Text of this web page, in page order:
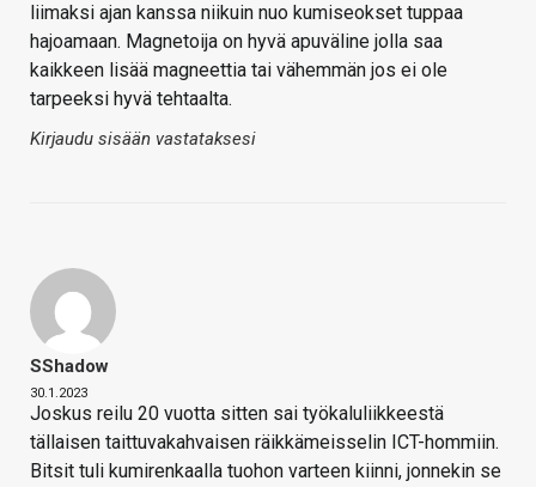
liimaksi ajan kanssa niikuin nuo kumiseokset tuppaa
hajoamaan. Magnetoija on hyvä apuväline jolla saa
kaikkeen lisää magneettia tai vähemmän jos ei ole
tarpeeksi hyvä tehtaalta.
Kirjaudu sisään vastataksesi
SShadow
30.1.2023
Joskus reilu 20 vuotta sitten sai työkaluliikkeestä
tällaisen taittuvakahvaisen räikkämeisselin ICT-hommiin.
Bitsit tuli kumirenkaalla tuohon varteen kiinni, jonnekin se